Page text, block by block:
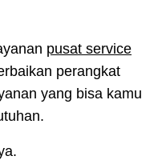
pusat service
perangkat
yang bisa kamu